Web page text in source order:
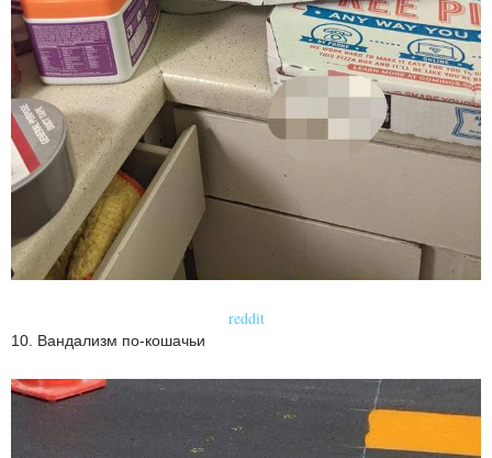
reddit
10. Вандализм по-кошачьи